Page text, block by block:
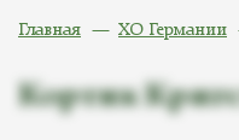
Главная ХО Германии
Кортик